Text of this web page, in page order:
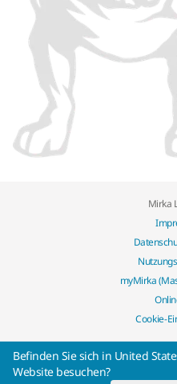
Mirka
myMirka
Cookie-
Befinden Sie sich in United
Website besuchen?